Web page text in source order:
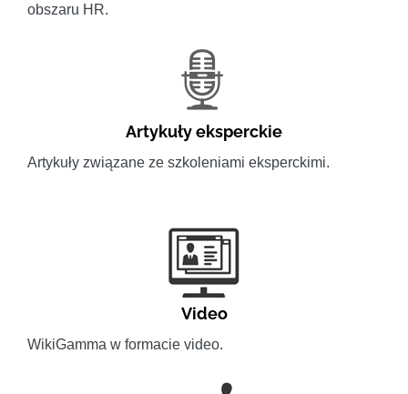
obszaru HR.
Artykuły eksperckie
Artykuły związane ze szkoleniami eksperckimi.
Video
WikiGamma w formacie video.